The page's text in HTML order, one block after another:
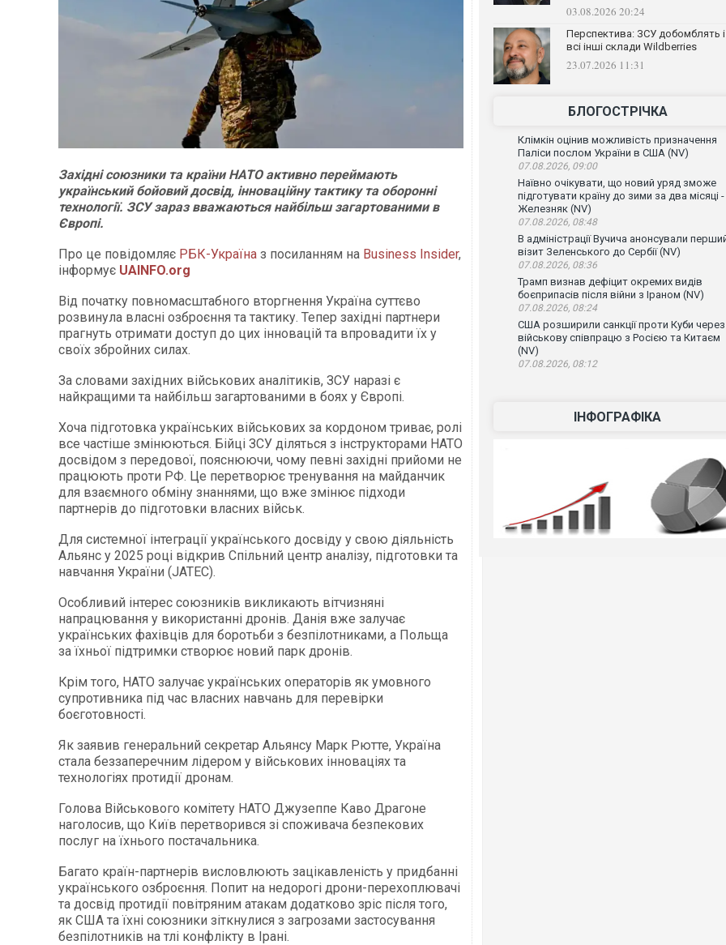
Західні союзники та країни НАТО активно переймають
український бойовий досвід, інноваційну тактику та оборонні
технології. ЗСУ зараз вважаються найбільш загартованими в
Європі.
Про це повідомляє РБК-Україна з посиланням на Business Insider,
інформує UAINFO.org
Від початку повномасштабного вторгнення Україна суттєво
розвинула власні озброєння та тактику. Тепер західні партнери
прагнуть отримати доступ до цих інновацій та впровадити їх у
своїх збройних силах.
За словами західних військових аналітиків, ЗСУ наразі є
найкращими та найбільш загартованими в боях у Європі.
Хоча підготовка українських військових за кордоном триває, ролі
все частіше змінюються. Бійці ЗСУ діляться з інструкторами НАТО
досвідом з передової, пояснюючи, чому певні західні прийоми не
працюють проти РФ. Це перетворює тренування на майданчик
для взаємного обміну знаннями, що вже змінює підходи
партнерів до підготовки власних військ.
Для системної інтеграції українського досвіду у свою діяльність
Альянс у 2025 році відкрив Спільний центр аналізу, підготовки та
навчання України (JATEC).
Особливий інтерес союзників викликають вітчизняні
напрацювання у використанні дронів. Данія вже залучає
українських фахівців для боротьби з безпілотниками, а Польща
за їхньої підтримки створює новий парк дронів.
Крім того, НАТО залучає українських операторів як умовного
супротивника під час власних навчань для перевірки
боєготовності.
Як заявив генеральний секретар Альянсу Марк Рютте, Україна
стала беззаперечним лідером у військових інноваціях та
технологіях протидії дронам.
Голова Військового комітету НАТО Джузеппе Каво Драгоне
наголосив, що Київ перетворився зі споживача безпекових
послуг на їхнього постачальника.
Багато країн-партнерів висловлюють зацікавленість у придбанні
українського озброєння. Попит на недорогі дрони-перехоплювачі
та досвід протидії повітряним атакам додатково зріс після того,
як США та їхні союзники зіткнулися з загрозами застосування
безпілотників на тлі конфлікту в Ірані.
03.08.2026 20:24
Перспектива: ЗСУ добомблять і
всі інші склади Wildberries
23.07.2026 11:31
БЛОГОСТРІЧКА
Клімкін оцінив можливість призначення
Паліси послом України в США (NV)
07.08.2026, 09:00
Наївно очікувати, що новий уряд зможе
підготувати країну до зими за два місяці -
Железняк (NV)
07.08.2026, 08:48
В адміністрації Вучича анонсували
візит Зеленського до Сербії (NV)
07.08.2026, 08:36
Трамп визнав дефіцит окремих видів
боєприпасів після війни з Іраном (NV)
07.08.2026, 08:24
США розширили санкції проти Куби через
військову співпрацю з Росією та Китаєм
(NV)
07.08.2026, 08:12
ІНФОГРАФІКА